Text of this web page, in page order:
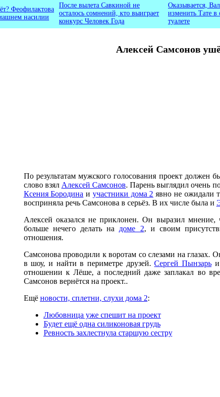
Алексей Самсонов
Феофилактова
насилии
После вылета Савкиной не
осталось сомнений, кто выиграет
конкурс Человек Года
Оказывается,
изменить Тате
туалете
По результатам мужского голосования проект должен
слово взял Алексей Самсонов. Парень выглядил очень
Ксения Бородина и участники дома 2 явно не ожидали
восприняла речь Самсонова в серьёз. В их числе была и
Алексей оказался не приклонен. Он выразил мнение,
больше нечего делать на доме 2, и своим
отношения.
Самсонова проводили к воротам со слезами на глазах.
в шоу, и найти в периметре друзей.Сергей Пынзарь
отношении к Лёше, а последний даже заплакал во
Самсонов вернётся на проект..
Ещё новости, сплетни, слухи дома 2:
Любовница уже спешит на проект
Будет ещё одна силиконовая грудь
Ревность захлестнула старшую сестру